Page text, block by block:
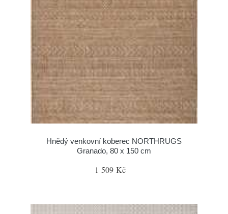
Hnědý venkovní koberec NORTHRUGS
Granado, 80 x 150 cm
1 509 Kč